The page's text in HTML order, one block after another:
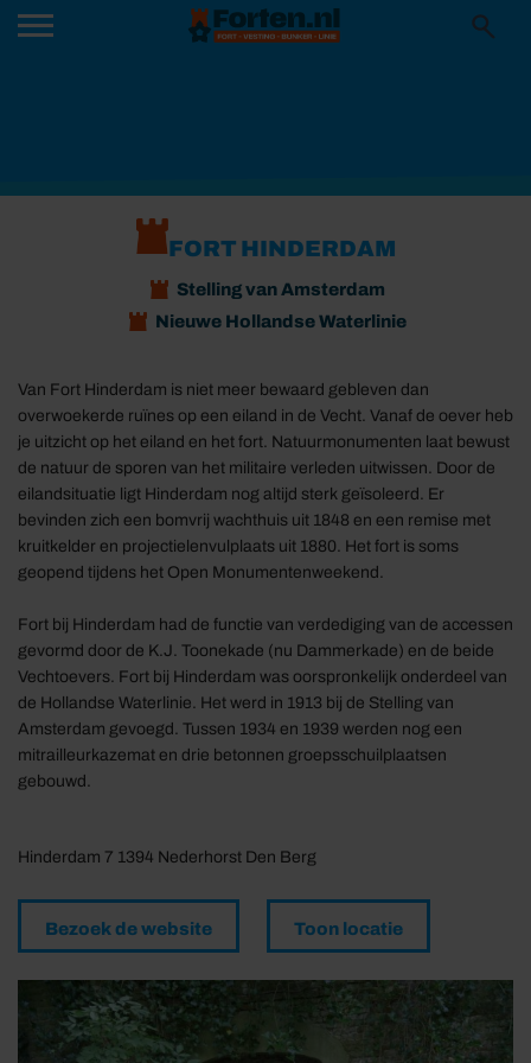
FORT HINDERDAM
Stelling van Amsterdam
Nieuwe Hollandse Waterlinie
Van Fort Hinderdam is niet meer bewaard gebleven dan
overwoekerde ruïnes op een eiland in de Vecht. Vanaf de oever heb
je uitzicht op het eiland en het fort. Natuurmonumenten laat bewust
de natuur de sporen van het militaire verleden uitwissen. Door de
eilandsituatie ligt Hinderdam nog altijd sterk geïsoleerd. Er
bevinden zich een bomvrij wachthuis uit 1848 en een remise met
kruitkelder en projectielenvulplaats uit 1880. Het fort is soms
geopend tijdens het Open Monumentenweekend.
Fort bij Hinderdam had de functie van verdediging van de accessen
gevormd door de K.J. Toonekade (nu Dammerkade) en de beide
Vechtoevers. Fort bij Hinderdam was oorspronkelijk onderdeel van
de Hollandse Waterlinie. Het werd in 1913 bij de Stelling van
Amsterdam gevoegd. Tussen 1934 en 1939 werden nog een
mitrailleurkazemat en drie betonnen groepsschuilplaatsen
gebouwd.
Hinderdam 7 1394 Nederhorst Den Berg
Bezoek de website Toon locatie